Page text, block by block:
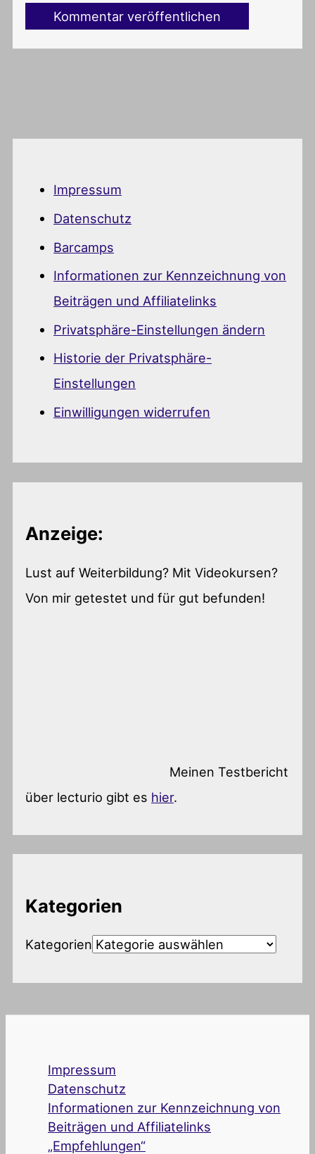
Impressum
Datenschutz
Barcamps
Informationen zur Kennzeichnung von
Beiträgen und Affiliatelinks
Privatsphäre-Einstellungen ändern
Historie der Privatsphäre-
Einstellungen
Einwilligungen widerrufen
Anzeige:
Lust auf Weiterbildung? Mit Videokursen?
Von mir getestet und für gut befunden!
Meinen Testbericht
über lecturio gibt es hier.
Kategorien
Kategorien
Impressum
Datenschutz
Informationen zur Kennzeichnung von
Beiträgen und Affiliatelinks
„Empfehlungen“